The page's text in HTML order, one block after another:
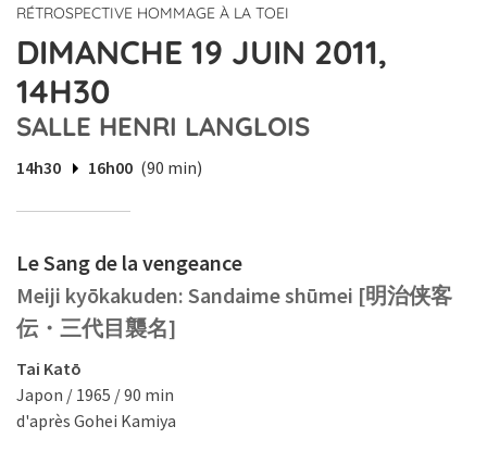
RÉTROSPECTIVE HOMMAGE À LA TOEI
DIMANCHE 19 JUIN 2011,
14H30
SALLE HENRI LANGLOIS
14h30 16h00 (90 min)
Le Sang de la vengeance
Meiji kyōkakuden: Sandaime shūmei [明治侠客
伝・三代目襲名]
Tai Katō
Japon / 1965 / 90 min
d'après Gohei Kamiya